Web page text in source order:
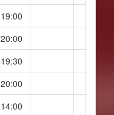
19:00
20:00
19:30
20:00
14:00